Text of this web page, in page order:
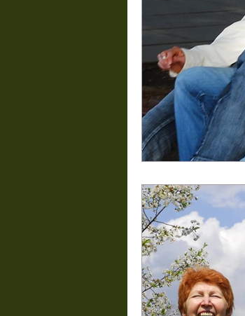
deficit de atenção